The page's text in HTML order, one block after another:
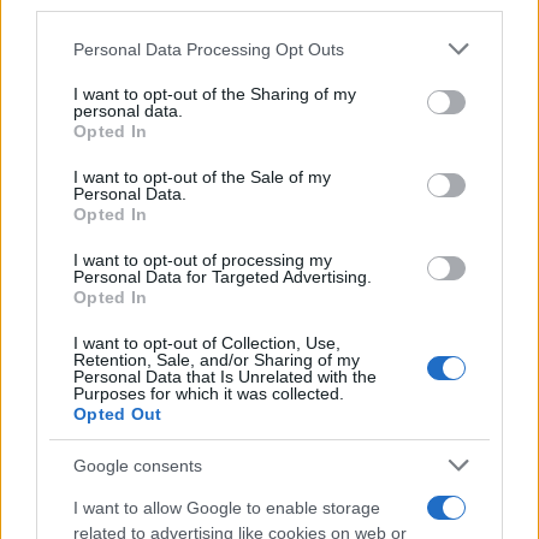
Please note that this website/app uses one or more Google
not limited to your visit or usage behaviour. You may click to
grant or deny consent to Google and its third-party tags to
use your data for below specified purposes in below Google
consent section.
Personal Data Processing Opt Outs
I want to opt-out of the Sharing of my
personal data.
Opted In
I want to opt-out of the Sale of my
Personal Data.
Opted In
I want to opt-out of processing my
Personal Data for Targeted Advertising.
Opted In
I want to opt-out of Collection, Use,
Retention, Sale, and/or Sharing of my
Personal Data that Is Unrelated with the
Purposes for which it was collected.
Opted Out
Google consents
I want to allow Google to enable storage
related to advertising like cookies on web or
Οι 5 νεκρές εργάτριες, τα
πρόσωπα της τραγωδίας
Η φωτιά εκδηλώθηκε λίγο πριν τις 4 π.μ. της
26ης Ιανουαρίου και έκαψε πτέρυγα του